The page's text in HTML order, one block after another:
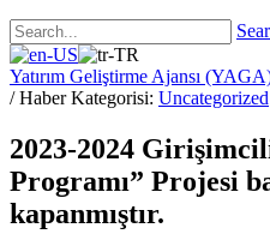
Yatırım Geliştirme Ajansı
/ Haber Kategorisi: Uncategorized
2023-2024
Programı” Projesi
kapanmıştır.